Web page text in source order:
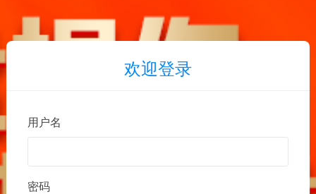
欢迎登录
用户名
密码